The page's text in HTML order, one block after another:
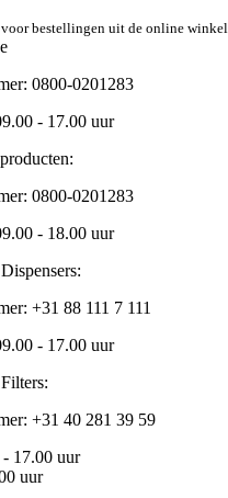
bestellingen uit de online winkel
0800-0201283
- 17.00 uur
0800-0201283
- 18.00 uur
+31 88 111 7 111
- 17.00 uur
+31 40 281 39 59
17.00 uur
uur